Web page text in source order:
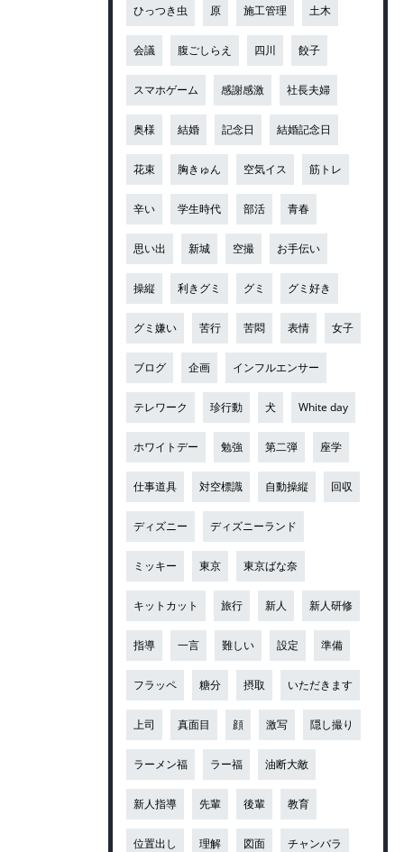
ひっつき虫 原 施工管理 土木
会議 腹ごしらえ 四川 餃子
スマホゲーム 感謝感激 社長夫婦
奥様 結婚 記念日 結婚記念日
花束 胸きゅん 空気イス 筋トレ
辛い 学生時代 部活 青春
思い出 新城 空撮 お手伝い
操縦 利きグミ グミ グミ好き
グミ嫌い 苦行 苦悶 表情 女子
ブログ 企画 インフルエンサー
テレワーク 珍行動 犬 White day
ホワイトデー 勉強 第二弾 座学
仕事道具 対空標識 自動操縦 回収
ディズニー ディズニーランド
ミッキー 東京 東京ばな奈
キットカット 旅行 新人 新人研修
指導 一言 難しい 設定 準備
フラッペ 糖分 摂取 いただきます
上司 真面目 顔 激写 隠し撮り
ラーメン福 ラー福 油断大敵
新人指導 先輩 後輩 教育
位置出し 理解 図面 チャンバラ